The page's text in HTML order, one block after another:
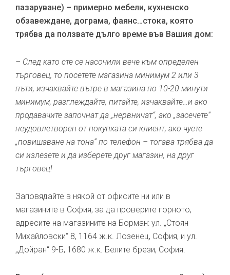
пазаруване) – примерно мебели, кухненско
обзавеждане, дограма, фаянс…стока, която
трябва да ползвате дълго време във Вашия дом:
– След като сте се насочили вече към определен
търговец, то посетете магазина минимум 2 или 3
пъти, изчаквайте вътре в магазина по 10-20 минути
минимум, разглеждайте, питайте, изчаквайте…и ако
продавачите започнат да „нервничат“, ако „засечете“
неудовлетворен от покупката си клиент, ако чуете
„повишаване на тона“ по телефон – тогава трябва да
си излезете и да изберете друг магазин, на друг
търговец!
Заповядайте в някой от офисите ни или в
магазините в София, за да проверите горното,
адресите на магазините на Борман: ул. „Стоян
Михайловски“ 8, 1164 ж.к. Лозенец, София, и ул.
„Дойран“ 9-Б, 1680 ж.к. Белите брези, София.